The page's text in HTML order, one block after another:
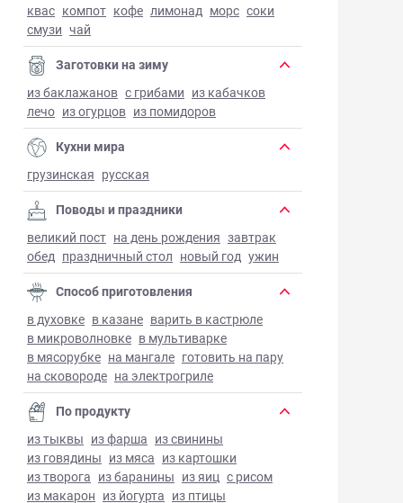
квас компот кофе лимонад морс соки
смузи чай
Заготовки на зиму
из баклажанов с грибами из кабачков
лечо из огурцов из помидоров
Кухни мира
грузинская русская
Поводы и праздники
великий пост на день рождения завтрак
обед праздничный стол новый год ужин
Способ приготовления
в духовке в казане варить в кастрюле
в микроволновке в мультиварке
в мясорубке на мангале готовить на пару
на сковороде на электрогриле
По продукту
из тыквы из фарша из свинины
из говядины из мяса из картошки
из творога из баранины из яиц с рисом
из макарон из йогурта из птицы